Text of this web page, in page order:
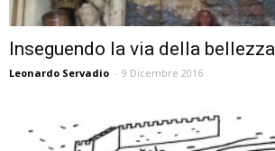
Inseguendo la via della bellezza
Leonardo Servadio - 9 Dicembre 2016